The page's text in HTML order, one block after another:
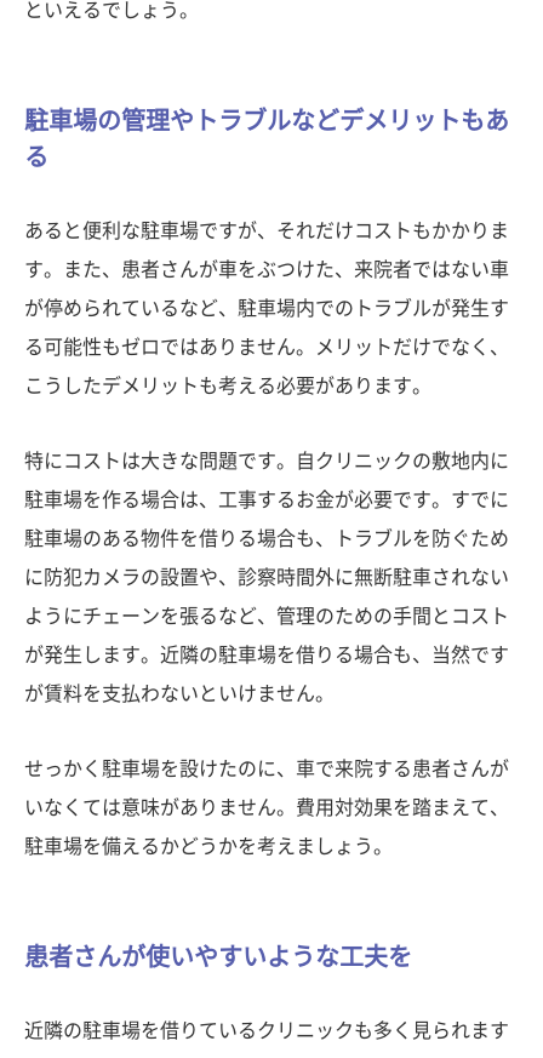
といえるでしょう。
駐車場の管理やトラブルなどデメリットもあ
る
あると便利な駐車場ですが、それだけコストもかかりま
す。また、患者さんが車をぶつけた、来院者ではない車
が停められているなど、駐車場内でのトラブルが発生す
る可能性もゼロではありません。メリットだけでなく、
こうしたデメリットも考える必要があります。
特にコストは大きな問題です。自クリニックの敷地内に
駐車場を作る場合は、工事するお金が必要です。すでに
駐車場のある物件を借りる場合も、トラブルを防ぐため
に防犯カメラの設置や、診察時間外に無断駐車されない
ようにチェーンを張るなど、管理のための手間とコスト
が発生します。近隣の駐車場を借りる場合も、当然です
が賃料を支払わないといけません。
せっかく駐車場を設けたのに、車で来院する患者さんが
いなくては意味がありません。費用対効果を踏まえて、
駐車場を備えるかどうかを考えましょう。
患者さんが使いやすいような工夫を
近隣の駐車場を借りているクリニックも多く見られます